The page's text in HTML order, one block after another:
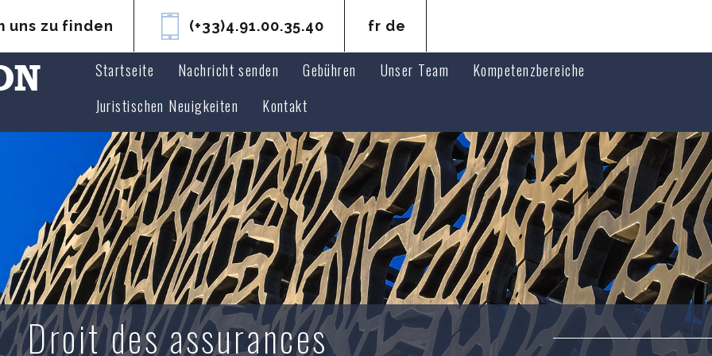
uns zu finden (+33)4.91.00.35.40 fr de
Startseite Nachricht senden Gebühren Unser Team Kompetenzbereiche
Droit médical
Droit des assurances
Droit civil, des personnes et de la famille
Droit immobilier
Droit public
Immobilienverkäufe
Juristischen Neuigkeiten Kontakt
Droit des assurances